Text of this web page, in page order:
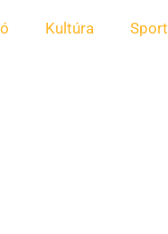
Kultúra Sport